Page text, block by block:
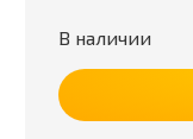
В наличии